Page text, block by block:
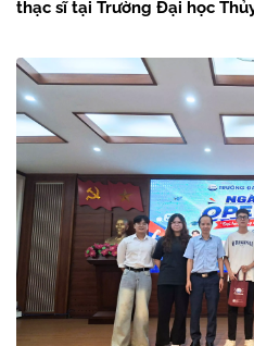
thạc sĩ tại Trường Đại học